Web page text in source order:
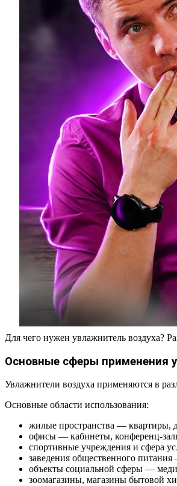
Для чего нужен увлажнитель воздуха?
Основные сферы применения
Увлажнители воздуха применяются в
Основные области использования:
жилые пространства — квартиры,
офисы — кабинеты, конференц-
спортивные учреждения и сфера
заведения общественного
объекты социальной сферы —
зоомагазины, магазины бытовой